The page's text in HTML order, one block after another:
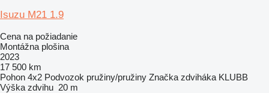
Isuzu M21 1.9
Cena na požiadanie
Montážna plošina
2023
17 500 km
Pohon 4x2 Podvozok pružiny/pružiny Značka zdviháka KLUBB
Výška zdvihu 20 m